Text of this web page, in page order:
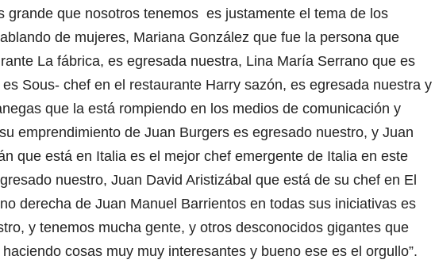
grande que nosotros tenemos es justamente el tema de los
de mujeres, Mariana González que fue la persona que
La fábrica, es egresada nuestra, Lina María Serrano que es
Sous- chef en el restaurante Harry sazón, es egresada nuestra y
que la está rompiendo en los medios de comunicación y
emprendimiento de Juan Burgers es egresado nuestro, y Juan
que está en Italia es el mejor chef emergente de Italia en este
nuestro, Juan David Aristizábal que está de su chef en El
derecha de Juan Manuel Barrientos en todas sus iniciativas es
y tenemos mucha gente, y otros desconocidos gigantes que
cosas muy muy interesantes y bueno ese es el orgullo”.